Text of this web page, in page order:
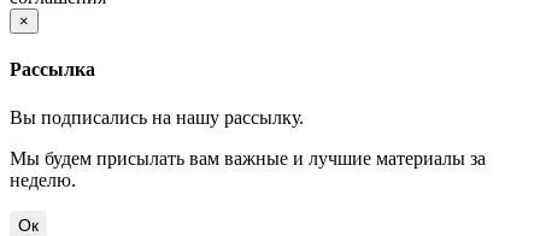
×
Рассылка
Вы подписались на нашу рассылку.
Мы будем присылать вам важные и лучшие материалы за
неделю.
Ок